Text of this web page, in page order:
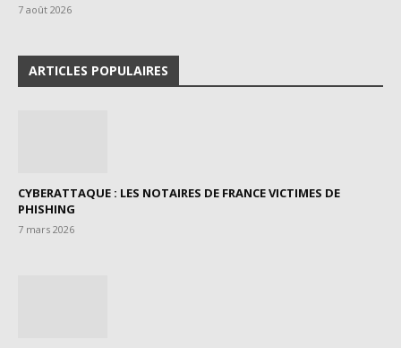
7 août 2026
ARTICLES POPULAIRES
CYBERATTAQUE : LES NOTAIRES DE FRANCE VICTIMES DE
PHISHING
7 mars 2026